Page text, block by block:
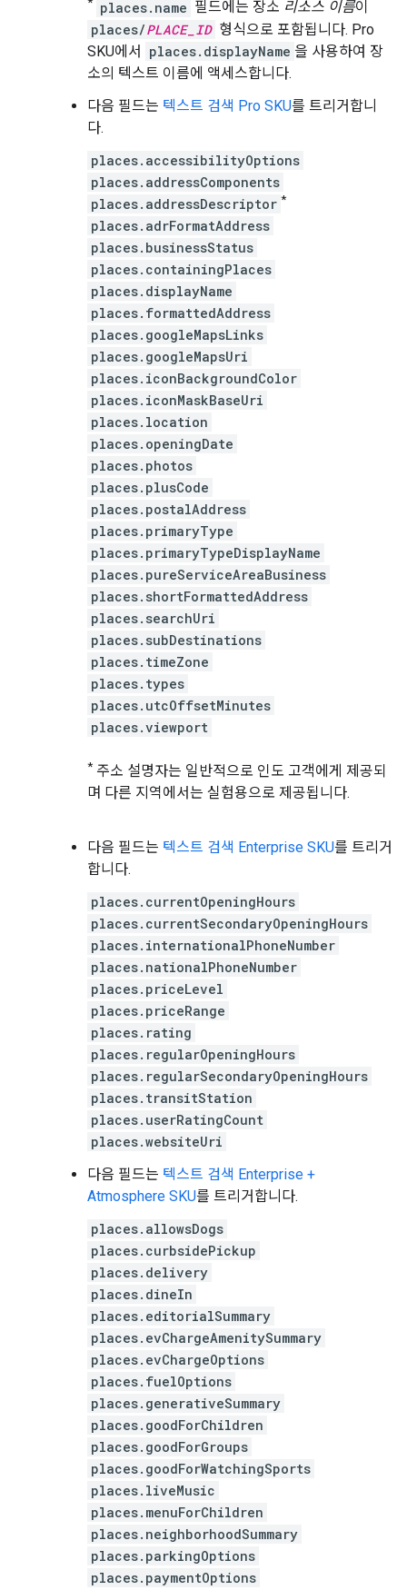
places.name 필드에는 장소 리소스 이름이
places/PLACE_ID 형식으로 포함됩니다. Pro
SKU에서
places.displayName 을 사용하여 장
소의 텍스트 이름에 액세스합니다.
다음 필드는 텍스트 검색 Pro SKU를 트리거합니
다.
places.accessibilityOptions
places.addressComponents
places.addressDescriptor *
places.adrFormatAddress
places.businessStatus
places.containingPlaces
places.displayName
places.formattedAddress
places.googleMapsLinks
places.googleMapsUri
places.iconBackgroundColor
places.iconMaskBaseUri
places.location
places.openingDate
places.photos
places.plusCode
places.postalAddress
places.primaryType
places.primaryTypeDisplayName
places.pureServiceAreaBusiness
places.shortFormattedAddress
places.searchUri
places.subDestinations
places.timeZone
places.types
places.utcOffsetMinutes
places.viewport
* 주소 설명자는 일반적으로 인도 고객에게 제공되
며 다른 지역에서는 실험용으로 제공됩니다.
다음 필드는 텍스트 검색 Enterprise SKU를 트리거
합니다.
places.currentOpeningHours
places.currentSecondaryOpeningHours
places.internationalPhoneNumber
places.nationalPhoneNumber
places.priceLevel
places.priceRange
places.rating
places.regularOpeningHours
places.regularSecondaryOpeningHours
places.transitStation
places.userRatingCount
places.websiteUri
다음 필드는 텍스트 검색 Enterprise +
Atmosphere SKU를 트리거합니다.
places.allowsDogs
places.curbsidePickup
places.delivery
places.dineIn
places.editorialSummary
places.evChargeAmenitySummary
places.evChargeOptions
places.fuelOptions
places.generativeSummary
places.goodForChildren
places.goodForGroups
places.goodForWatchingSports
places.liveMusic
places.menuForChildren
places.neighborhoodSummary
places.parkingOptions
places.paymentOptions